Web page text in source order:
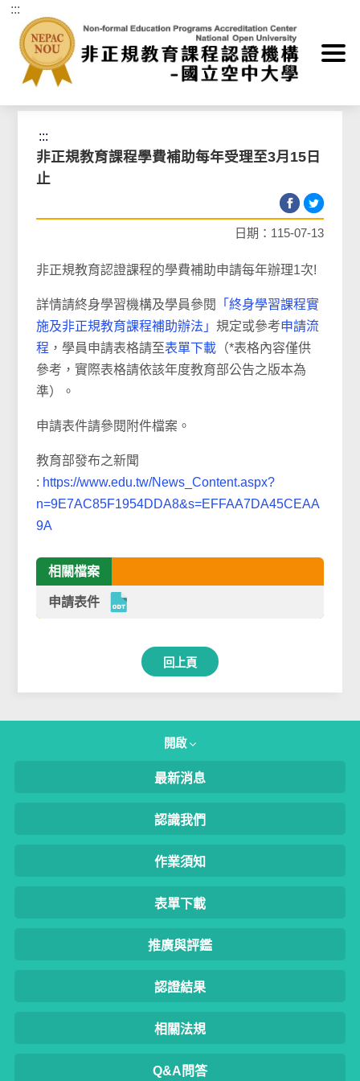
跳到主要內容區塊
:::
首頁>最新消息
:::
非正規教育課程學費補助每年受理至3月15日
止
日期：115-07-13
非正規教育認證課程的學費補助申請每年辦理1次!
詳情請終身學習機構及學員參閱
「終身學習課程實
施及非正規教育課程補助辦法」規定或參考申請流
程 ，學員申請表格請至表單下載 （*表格內容僅供
參考，實際表格請依該年度教育部公告之版本為
準）。
申請表件請參閱附件檔案。
教育部發布之新聞
: https://www.edu.tw/News_Content.aspx?
n=9E7AC85F1954DDA8&s=EFFAA7DA45CEAA
9A
相關檔案
申請表件
回上頁
開啟
最新消息
認識我們
作業須知
表單下載
推廣與評鑑
認證結果
相關法規
Q&A問答